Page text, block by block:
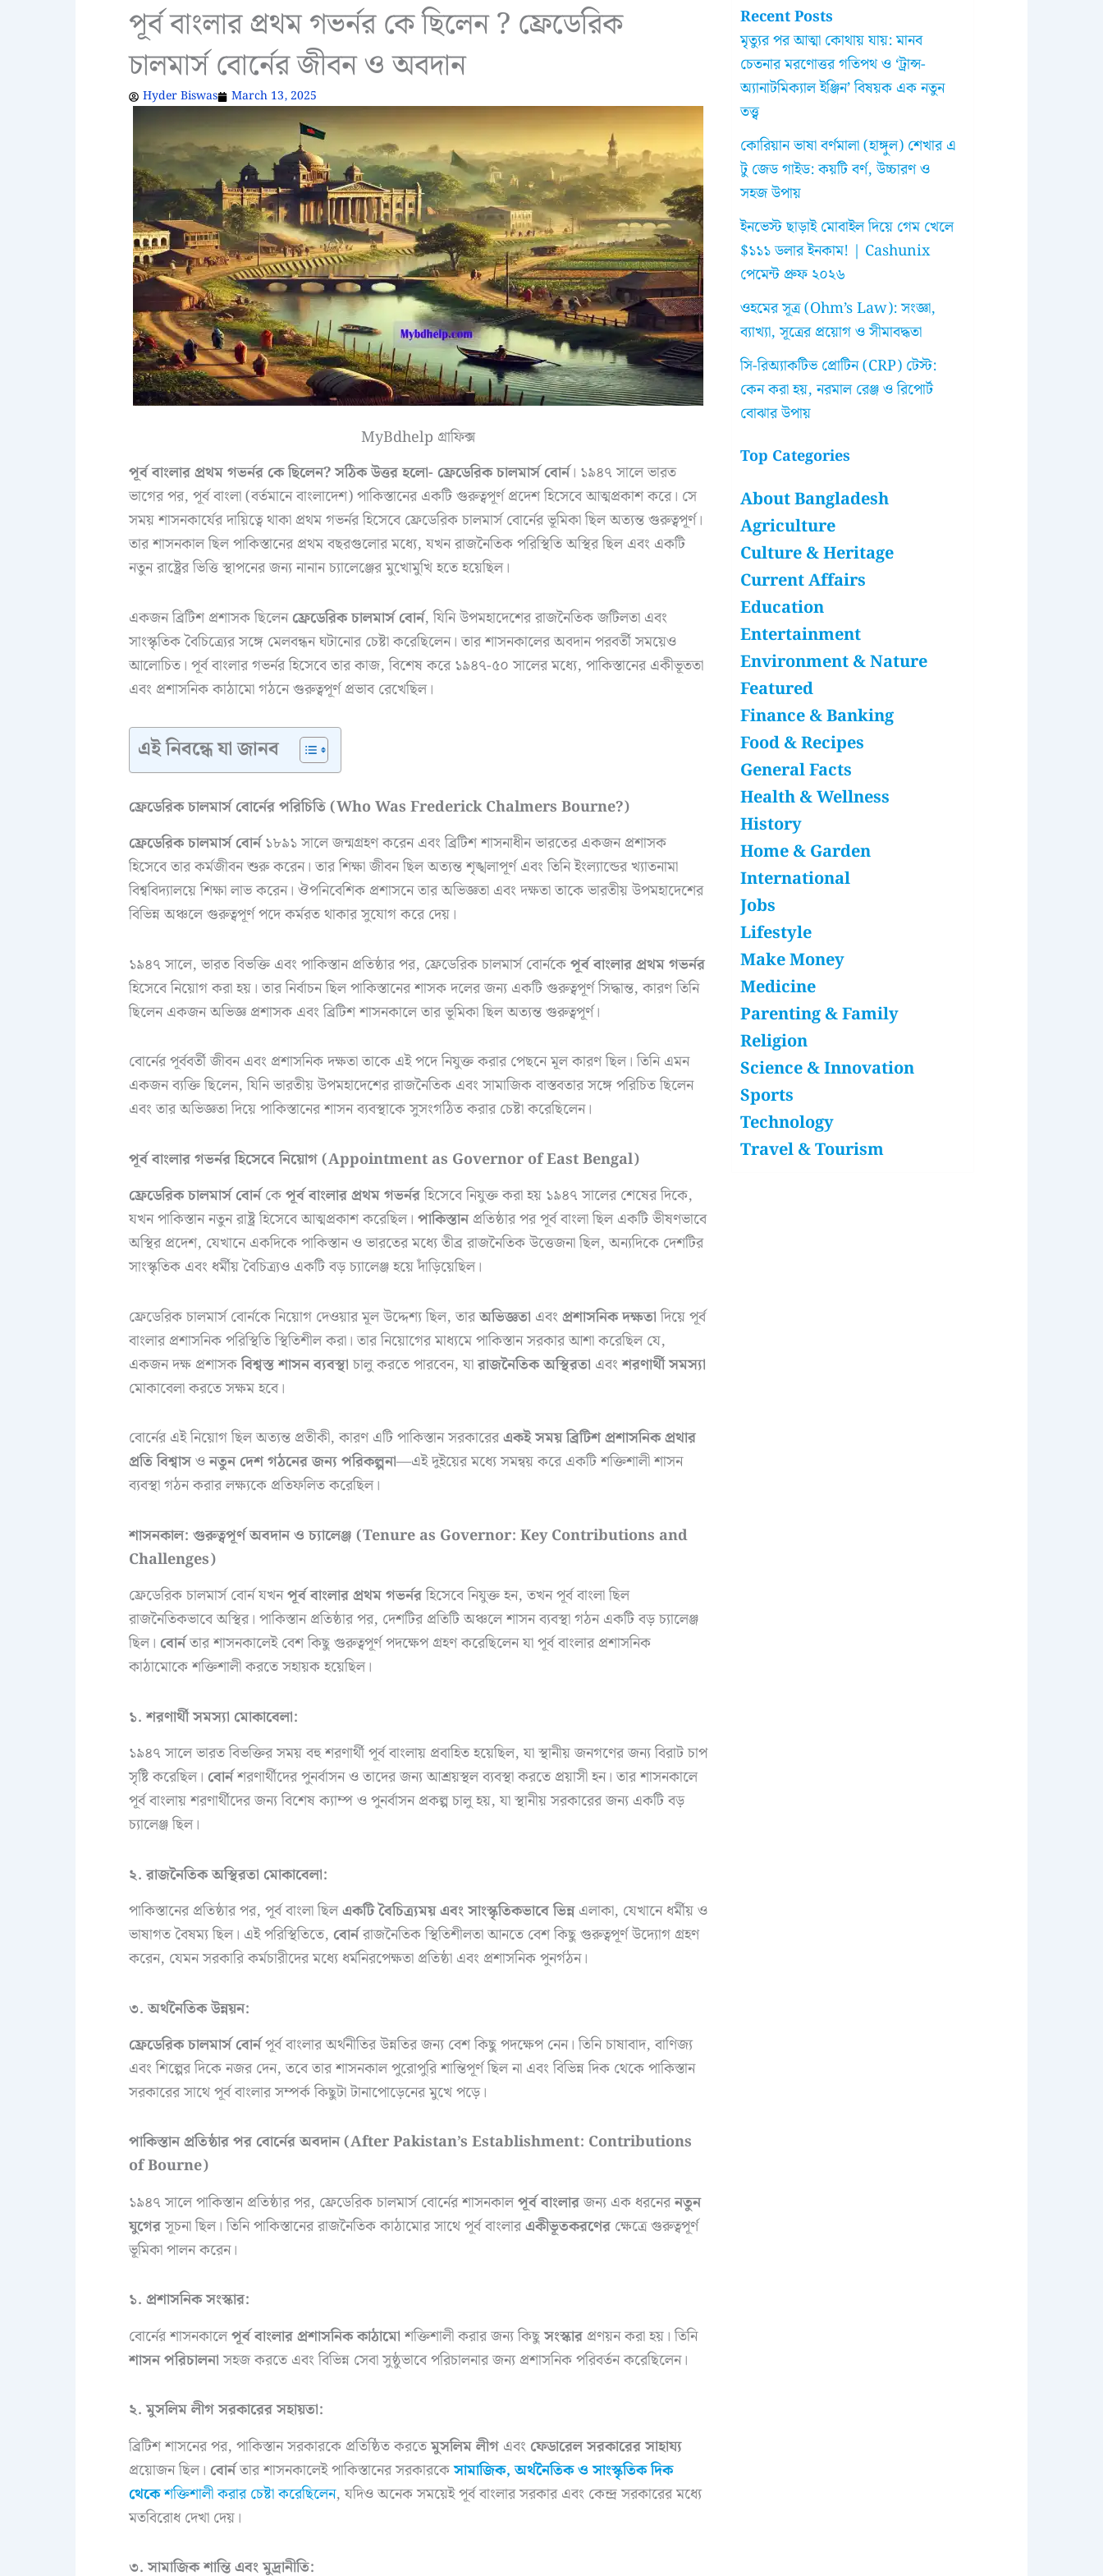
পূর্ব বাংলার প্রথম গভর্নর কে ছিলেন ? ফ্রেডেরিক
চালমার্স বোর্নের জীবন ও অবদান
Hyder Biswas March 13, 2025
MyBdhelp গ্রাফিক্স
পূর্ব বাংলার প্রথম গভর্নর কে ছিলেন? সঠিক উত্তর হলো- ফ্রেডেরিক চালমার্স বোর্ন। ১৯৪৭ সালে ভারত
ভাগের পর, পূর্ব বাংলা (বর্তমানে বাংলাদেশ) পাকিস্তানের একটি গুরুত্বপূর্ণ প্রদেশ হিসেবে আত্মপ্রকাশ করে। সে
সময় শাসনকার্যের দায়িত্বে থাকা প্রথম গভর্নর হিসেবে ফ্রেডেরিক চালমার্স বোর্নের ভূমিকা ছিল অত্যন্ত গুরুত্বপূর্ণ।
তার শাসনকাল ছিল পাকিস্তানের প্রথম বছরগুলোর মধ্যে, যখন রাজনৈতিক পরিস্থিতি অস্থির ছিল এবং একটি
নতুন রাষ্ট্রের ভিত্তি স্থাপনের জন্য নানান চ্যালেঞ্জের মুখোমুখি হতে হয়েছিল।
একজন ব্রিটিশ প্রশাসক ছিলেনফ্রেডেরিক চালমার্স বোর্ন, যিনি উপমহাদেশের রাজনৈতিক জটিলতা এবং
সাংস্কৃতিক বৈচিত্র্যের সঙ্গে মেলবন্ধন ঘটানোর চেষ্টা করেছিলেন। তার শাসনকালের অবদান পরবর্তী সময়েও
আলোচিত। পূর্ব বাংলার গভর্নর হিসেবে তার কাজ, বিশেষ করে ১৯৪৭-৫০ সালের মধ্যে, পাকিস্তানের একীভূততা
এবং প্রশাসনিক কাঠামো গঠনে গুরুত্বপূর্ণ প্রভাব রেখেছিল।
এই নিবন্ধে যা জানব
ফ্রেডেরিক চালমার্স বোর্নের পরিচিতি (Who Was Frederick Chalmers Bourne?)
ফ্রেডেরিক চালমার্স বোর্ন১৮৯১ সালে জন্মগ্রহণ করেন এবং ব্রিটিশ শাসনাধীন ভারতের একজন প্রশাসক
হিসেবে তার কর্মজীবন শুরু করেন। তার শিক্ষা জীবন ছিল অত্যন্ত শৃঙ্খলাপূর্ণ এবং তিনি ইংল্যান্ডের খ্যাতনামা
বিশ্ববিদ্যালয়ে শিক্ষা লাভ করেন। ঔপনিবেশিক প্রশাসনে তার অভিজ্ঞতা এবং দক্ষতা তাকে ভারতীয় উপমহাদেশের
বিভিন্ন অঞ্চলে গুরুত্বপূর্ণ পদে কর্মরত থাকার সুযোগ করে দেয়।
১৯৪৭ সালে, ভারত বিভক্তি এবং পাকিস্তান প্রতিষ্ঠার পর, ফ্রেডেরিক চালমার্স বোর্নকেপূর্ব বাংলার প্রথম গভর্নর
হিসেবে নিয়োগ করা হয়। তার নির্বাচন ছিল পাকিস্তানের শাসক দলের জন্য একটি গুরুত্বপূর্ণ সিদ্ধান্ত, কারণ তিনি
ছিলেন একজন অভিজ্ঞ প্রশাসক এবং ব্রিটিশ শাসনকালে তার ভূমিকা ছিল অত্যন্ত গুরুত্বপূর্ণ।
বোর্নের পূর্ববর্তী জীবন এবং প্রশাসনিক দক্ষতা তাকে এই পদে নিযুক্ত করার পেছনে মূল কারণ ছিল। তিনি এমন
একজন ব্যক্তি ছিলেন, যিনি ভারতীয় উপমহাদেশের রাজনৈতিক এবং সামাজিক বাস্তবতার সঙ্গে পরিচিত ছিলেন
এবং তার অভিজ্ঞতা দিয়ে পাকিস্তানের শাসন ব্যবস্থাকে সুসংগঠিত করার চেষ্টা করেছিলেন।
পূর্ব বাংলার গভর্নর হিসেবে নিয়োগ (Appointment as Governor of East Bengal)
ফ্রেডেরিক চালমার্স বোর্নকেপূর্ব বাংলার প্রথম গভর্নরহিসেবে নিযুক্ত করা হয় ১৯৪৭ সালের শেষের দিকে,
যখন পাকিস্তান নতুন রাষ্ট্র হিসেবে আত্মপ্রকাশ করেছিল। পাকিস্তানপ্রতিষ্ঠার পর পূর্ব বাংলা ছিল একটি ভীষণভাবে
অস্থির প্রদেশ, যেখানে একদিকে পাকিস্তান ও ভারতের মধ্যে তীব্র রাজনৈতিক উত্তেজনা ছিল, অন্যদিকে দেশটির
সাংস্কৃতিক এবং ধর্মীয় বৈচিত্র্যও একটি বড় চ্যালেঞ্জ হয়ে দাঁড়িয়েছিল।
ফ্রেডেরিক চালমার্স বোর্নকে নিয়োগ দেওয়ার মূল উদ্দেশ্য ছিল, তারঅভিজ্ঞতা এবংপ্রশাসনিক দক্ষতা দিয়ে পূর্ব
বাংলার প্রশাসনিক পরিস্থিতি স্থিতিশীল করা। তার নিয়োগের মাধ্যমে পাকিস্তান সরকার আশা করেছিল যে,
একজন দক্ষ প্রশাসকবিশ্বস্ত শাসন ব্যবস্থা চালু করতে পারবেন, যারাজনৈতিক অস্থিরতা এবংশরণার্থী সমস্যা
মোকাবেলা করতে সক্ষম হবে।
বোর্নের এই নিয়োগ ছিল অত্যন্ত প্রতীকী, কারণ এটি পাকিস্তান সরকারেরএকই সময় ব্রিটিশ প্রশাসনিক প্রথার
প্রতি বিশ্বাসওনতুন দেশ গঠনের জন্য পরিকল্পনা—এই দুইয়ের মধ্যে সমন্বয় করে একটি শক্তিশালী শাসন
ব্যবস্থা গঠন করার লক্ষ্যকে প্রতিফলিত করেছিল।
শাসনকাল: গুরুত্বপূর্ণ অবদান ও চ্যালেঞ্জ (Tenure as Governor: Key Contributions and
Challenges)
ফ্রেডেরিক চালমার্স বোর্ন যখনপূর্ব বাংলার প্রথম গভর্নরহিসেবে নিযুক্ত হন, তখন পূর্ব বাংলা ছিল
রাজনৈতিকভাবে অস্থির। পাকিস্তান প্রতিষ্ঠার পর, দেশটির প্রতিটি অঞ্চলে শাসন ব্যবস্থা গঠন একটি বড় চ্যালেঞ্জ
ছিল। বোর্নতার শাসনকালেই বেশ কিছু গুরুত্বপূর্ণ পদক্ষেপ গ্রহণ করেছিলেন যা পূর্ব বাংলার প্রশাসনিক
কাঠামোকে শক্তিশালী করতে সহায়ক হয়েছিল।
১. শরণার্থী সমস্যা মোকাবেলা:
১৯৪৭ সালে ভারত বিভক্তির সময় বহু শরণার্থী পূর্ব বাংলায় প্রবাহিত হয়েছিল, যা স্থানীয় জনগণের জন্য বিরাট চাপ
সৃষ্টি করেছিল। বোর্নশরণার্থীদের পুনর্বাসন ও তাদের জন্য আশ্রয়স্থল ব্যবস্থা করতে প্রয়াসী হন। তার শাসনকালে
পূর্ব বাংলায় শরণার্থীদের জন্য বিশেষ ক্যাম্প ও পুনর্বাসন প্রকল্প চালু হয়, যা স্থানীয় সরকারের জন্য একটি বড়
চ্যালেঞ্জ ছিল।
২. রাজনৈতিক অস্থিরতা মোকাবেলা:
পাকিস্তানের প্রতিষ্ঠার পর, পূর্ব বাংলা ছিলএকটি বৈচিত্র্যময় এবং সাংস্কৃতিকভাবে ভিন্নএলাকা, যেখানে ধর্মীয় ও
ভাষাগত বৈষম্য ছিল। এই পরিস্থিতিতে, বোর্নরাজনৈতিক স্থিতিশীলতা আনতে বেশ কিছু গুরুত্বপূর্ণ উদ্যোগ গ্রহণ
করেন, যেমন সরকারি কর্মচারীদের মধ্যে ধর্মনিরপেক্ষতা প্রতিষ্ঠা এবং প্রশাসনিক পুনর্গঠন।
৩. অর্থনৈতিক উন্নয়ন:
ফ্রেডেরিক চালমার্স বোর্নপূর্ব বাংলার অর্থনীতির উন্নতির জন্য বেশ কিছু পদক্ষেপ নেন। তিনি চাষাবাদ, বাণিজ্য
এবং শিল্পের দিকে নজর দেন, তবে তার শাসনকাল পুরোপুরি শান্তিপূর্ণ ছিল না এবং বিভিন্ন দিক থেকে পাকিস্তান
সরকারের সাথে পূর্ব বাংলার সম্পর্ক কিছুটা টানাপোড়েনের মুখে পড়ে।
পাকিস্তান প্রতিষ্ঠার পর বোর্নের অবদান (After Pakistan’s Establishment: Contributions
of Bourne)
১৯৪৭ সালে পাকিস্তান প্রতিষ্ঠার পর, ফ্রেডেরিক চালমার্স বোর্নের শাসনকালপূর্ব বাংলারজন্য এক ধরনেরনতুন
যুগেরসূচনা ছিল। তিনি পাকিস্তানের রাজনৈতিক কাঠামোর সাথে পূর্ব বাংলারএকীভূতকরণের ক্ষেত্রে গুরুত্বপূর্ণ
ভূমিকা পালন করেন।
১. প্রশাসনিক সংস্কার:
বোর্নের শাসনকালেপূর্ব বাংলার প্রশাসনিক কাঠামো শক্তিশালী করার জন্য কিছুসংস্কার প্রণয়ন করা হয়। তিনি
শাসন পরিচালনা সহজ করতে এবং বিভিন্ন সেবা সুষ্ঠুভাবে পরিচালনার জন্য প্রশাসনিক পরিবর্তন করেছিলেন।
২. মুসলিম লীগ সরকারের সহায়তা:
ব্রিটিশ শাসনের পর, পাকিস্তান সরকারকে প্রতিষ্ঠিত করতেমুসলিম লীগ এবং ফেডারেল সরকারের সাহায্য
প্রয়োজন ছিল। বোর্নতার শাসনকালেই পাকিস্তানের সরকারকেসামাজিক, অর্থনৈতিক ও সাংস্কৃতিক দিক
থেকেশক্তিশালী করার চেষ্টা করেছিলেন, যদিও অনেক সময়েই পূর্ব বাংলার সরকার এবং কেন্দ্র সরকারের মধ্যে
মতবিরোধ দেখা দেয়।
৩. সামাজিক শান্তি এবং মুদ্রানীতি:
Recent Posts
মৃত্যুর পর আত্মা কোথায় যায়: মানব
চেতনার মরণোত্তর গতিপথ ও ‘ট্রান্স-
অ্যানাটমিক্যাল ইঞ্জিন’ বিষয়ক এক নতুন
তত্ত্ব
কোরিয়ান ভাষা বর্ণমালা (হাঙ্গুল) শেখার এ
টু জেড গাইড: কয়টি বর্ণ, উচ্চারণ ও
সহজ উপায়
ইনভেস্ট ছাড়াই মোবাইল দিয়ে গেম খেলে
$১১১ ডলার ইনকাম! | Cashunix
পেমেন্ট প্রুফ ২০২৬
ওহমের সূত্র (Ohm’s Law): সংজ্ঞা,
ব্যাখ্যা, সূত্রের প্রয়োগ ও সীমাবদ্ধতা
সি-রিঅ্যাকটিভ প্রোটিন (CRP) টেস্ট:
কেন করা হয়, নরমাল রেঞ্জ ও রিপোর্ট
বোঝার উপায়
Top Categories
About Bangladesh
Agriculture
Culture & Heritage
Current Affairs
Education
Entertainment
Environment & Nature
Featured
Finance & Banking
Food & Recipes
General Facts
Health & Wellness
History
Home & Garden
International
Jobs
Lifestyle
Make Money
Medicine
Parenting & Family
Religion
Science & Innovation
Sports
Technology
Travel & Tourism